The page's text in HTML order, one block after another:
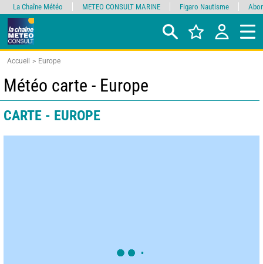
Accueil Europe
Météo carte - Europe
CARTE - EUROPE
La Chaîne Météo METEO CONSULT MARINE Figaro Nautisme